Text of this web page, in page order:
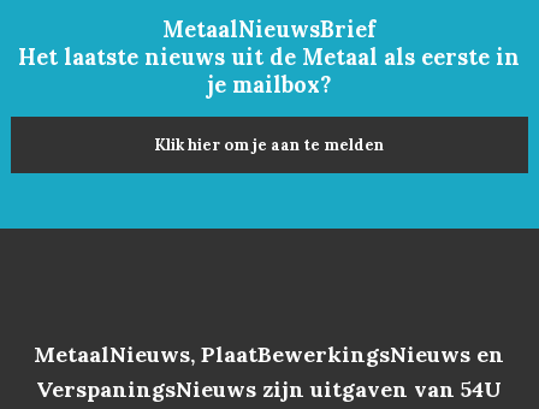
MetaalNieuwsBrief
Het laatste nieuws uit de Metaal als eerste in
je mailbox?
Klik hier om je aan te melden
MetaalNieuws, PlaatBewerkingsNieuws en
VerspaningsNieuws zijn uitgaven van 54U